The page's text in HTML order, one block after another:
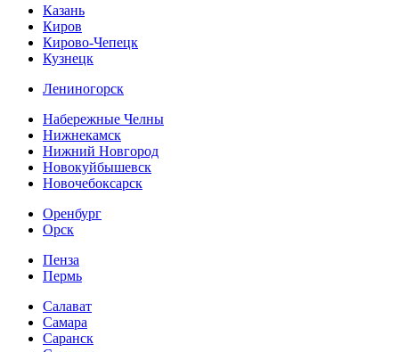
Казань
Киров
Кирово-Чепецк
Кузнецк
Лениногорск
Набережные Челны
Нижнекамск
Нижний Новгород
Новокуйбышевск
Новочебоксарск
Оренбург
Орск
Пенза
Пермь
Салават
Самара
Саранск